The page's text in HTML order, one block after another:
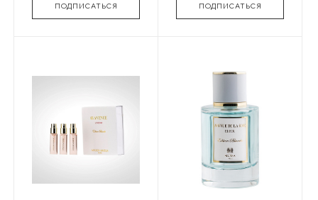
ПОДПИСАТЬСЯ ПОДПИСАТЬСЯ